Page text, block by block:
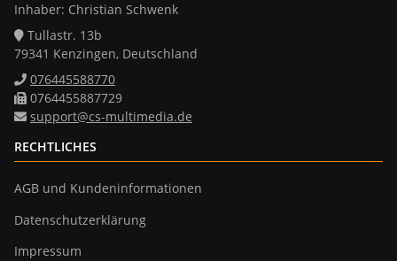
Inhaber: Christian Schwenk
Tullastr. 13b
79341 Kenzingen, Deutschland
076445588770
0764455887729
support@cs-multimedia.de
RECHTLICHES
AGB und Kundeninformationen
Datenschutzerklärung
Impressum